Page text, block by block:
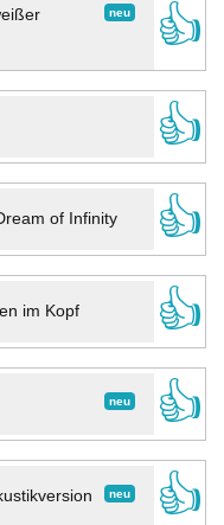
neu
👍
👍
of Infinity
👍
im Kopf
👍
neu
👍
neu
👍